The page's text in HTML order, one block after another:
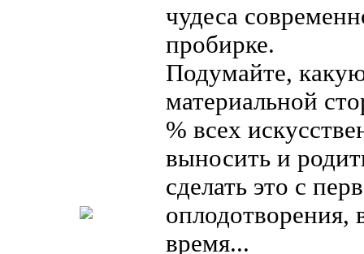
чудеса
пробирке.
Подумайте,
материальной
% всех
выносить и
сделать это с
время...